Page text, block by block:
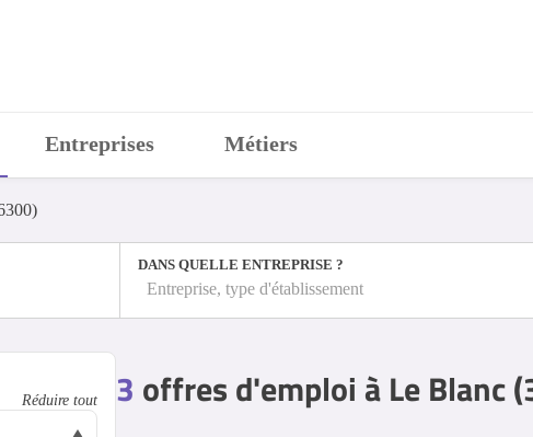
Entreprises Métiers
DANS QUELLE ENTREPRISE ?
Entreprise, type d'établissement
3 offres d'emploi à Le Blanc
Réduire tout